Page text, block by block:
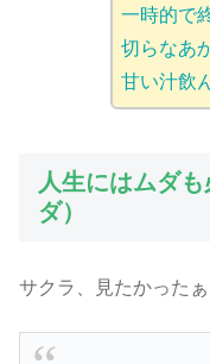
一時的で
切らなあ
甘い汁飲
人生にはムダ
ダ）
サクラ、見たかったぁ